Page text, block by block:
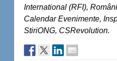
International (RFI),
Calendar Evenimente,
StiriONG, CSRevolution.